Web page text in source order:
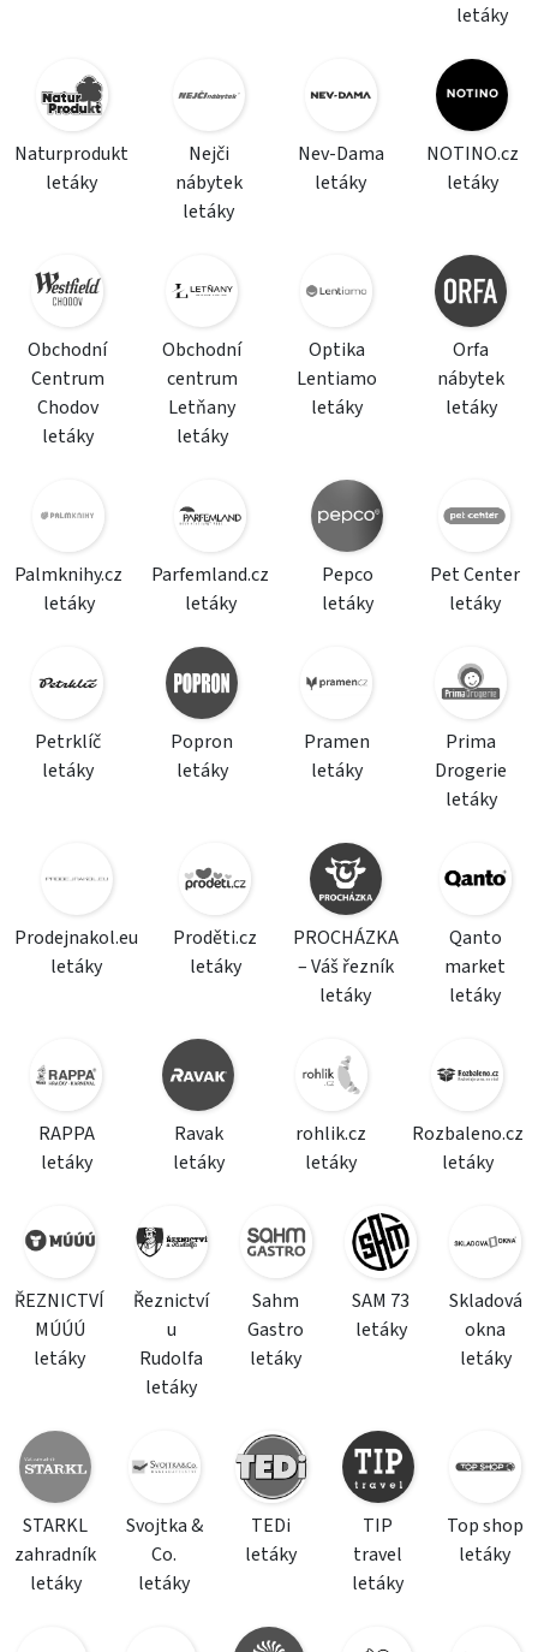
letáky
Naturprodukt
letáky
Nejči
nábytek
letáky
Nev-Dama
letáky
NOTINO.cz
letáky
Obchodní
Centrum
Chodov
letáky
Obchodní
centrum
Letňany
letáky
Optika
Lentiamo
letáky
Orfa
nábytek
letáky
Palmknihy.cz
letáky
Parfemland.cz
letáky
Pepco
letáky
Pet Center
letáky
Petrklíč
letáky
Popron
letáky
Pramen
letáky
Prima
Drogerie
letáky
Prodejnakol.eu
letáky
Proděti.cz
letáky
PROCHÁZKA
– Váš řezník
letáky
Qanto
market
letáky
RAPPA
letáky
Ravak
letáky
rohlik.cz
letáky
Rozbaleno.cz
letáky
ŘEZNICTVÍ
MÚÚÚ
letáky
Řeznictví
u
Rudolfa
letáky
Sahm
Gastro
letáky
SAM 73
letáky
Skladová
okna
letáky
STARKL
zahradník
letáky
Svojtka &
Co.
letáky
TEDi
letáky
TIP
travel
letáky
Top shop
letáky